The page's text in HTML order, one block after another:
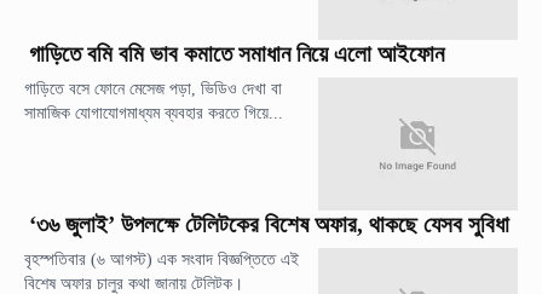
গাড়িতে বমি বমি ভাব কমাতে সমাধান নিয়ে এলো আইফোন
গাড়িতে বসে ফোনে মেসেজ পড়া, ভিডিও দেখা বা
সামাজিক যোগাযোগমাধ্যম ব্যবহার করতে গিয়ে...
‘৩৬ জুলাই’ উপলক্ষে টেলিটকের বিশেষ অফার, থাকছে যেসব সুবিধা
বৃহস্পতিবার (৬ আগস্ট) এক সংবাদ বিজ্ঞপ্তিতে এই
বিশেষ অফার চালুর কথা জানায় টেলিটক।